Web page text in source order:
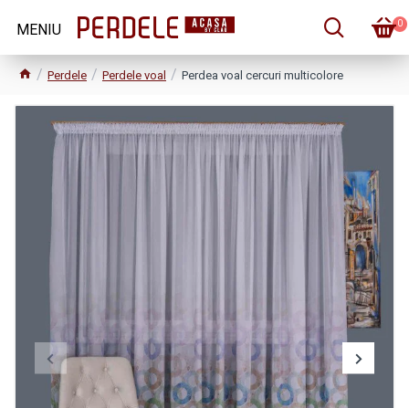
0
Perdele Perdele voal Perdea voal cercuri multicolore